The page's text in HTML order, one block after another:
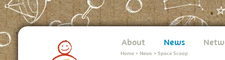
About News
Home > News > Space Scoop